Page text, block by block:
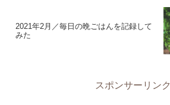
2021年2月／毎日の晩ごはんを記録して
みた
スポンサーリンク